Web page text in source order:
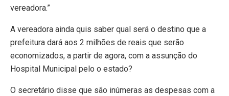
vereadora.”
A vereadora ainda quis saber qual será o destino que a
prefeitura dará aos 2 milhões de reais que serão
economizados, a partir de agora, com a assunção do
Hospital Municipal pelo o estado?
O secretário disse que são inúmeras as despesas com a